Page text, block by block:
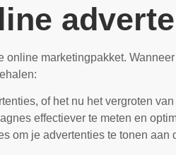
marketingpakket.
of het nu het vergroten
effectiever te meten en
om je advertenties te tonen